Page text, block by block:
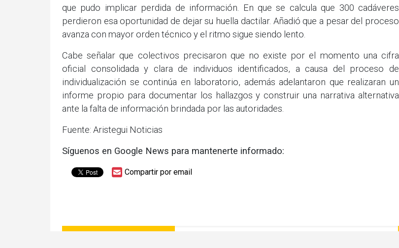
que pudo implicar perdida de información. En que se calcula que 300 cadáveres
perdieron esa oportunidad de dejar su huella dactilar. Añadió que a pesar del proceso
avanza con mayor orden técnico y el ritmo sigue siendo lento.
Cabe señalar que colectivos precisaron que no existe por el momento una cifra
oficial consolidada y clara de individuos identificados, a causa del proceso de
individualización se continúa en laboratorio, además adelantaron que realizaran un
informe propio para documentar los hallazgos y construir una narrativa alternativa
ante la falta de información brindada por las autoridades.
Fuente: Aristegui Noticias
Síguenos en Google News para mantenerte informado:
Compartir por email
ARTICULOS RELACIONADOS